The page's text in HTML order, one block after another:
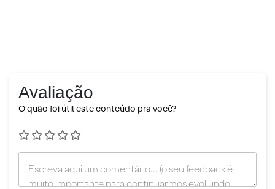
Avaliação
O quão foi útil este conteúdo pra você?